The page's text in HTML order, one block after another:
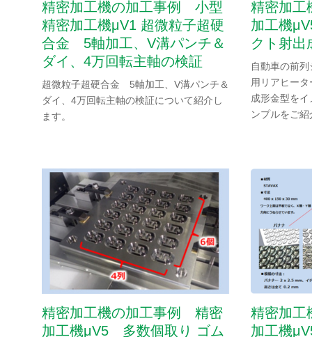
精密加工機の加工事例 小型
精密加工機μV1 超微粒子超硬
合金 5軸加工、V溝パンチ＆
ダイ、4万回転主軸の検証
超微粒子超硬合金 5軸加工、V溝パンチ＆
ダイ、4万回転主軸の検証について紹介し
ます。
精密加
加工機
クト射出
自動車の前
用リアヒー
成形金型を
ンプルをご
精密加工機の加工事例 精密
加工機μV5 多数個取り ゴム
精密加
加工機
ニデックマシンツール
SNS公式アカウント
ニデックマシンツール公式Facebookアカ
ニデックマシンツール公式
ニデックマシンツー
ニデックオーケーケー
SNS公式アカウント
TAKISAWA
SNS公式アカウント
TAKISAWA公式YouTubeチャンネル
TAKISAWA公式Facebook
このサイトについて プライバシーポリシー
All Rights Reserved. Copyright(C) NIDEC CORPORATION